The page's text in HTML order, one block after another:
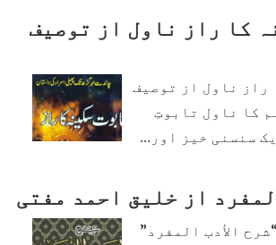
کا راز ناول از توصیف
راز ناول از توصیف
کا ناول تابوتِ
سنسنی خیز اور…
از خلیق احمد مفتی
الأدب المفرد”